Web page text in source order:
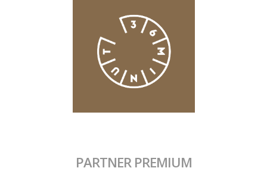
PARTNER PREMIUM